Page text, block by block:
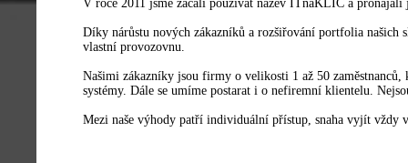
V roce 2011 jsme začali používat název ITnaKLÍČ a pronajali
Díky nárůstu nových zákazníků a rozšiřování portfolia
vlastní provozovnu.
Našimi zákazníky jsou firmy o velikosti 1 až 50
systémy. Dále se umíme postarat i o nefiremní klientelu.
Mezi naše výhody patří individuální přístup, snaha vyjít vždy